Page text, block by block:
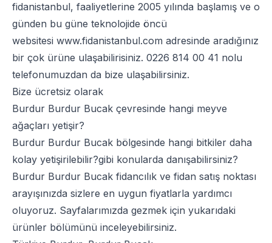
fidanistanbul, faaliyetlerine 2005 yılında başlamış ve o
günden bu güne teknolojide öncü
websitesi www.fidanistanbul.com adresinde aradığınız
bir çok ürüne ulaşabilirisiniz. 0226 814 00 41 nolu
telefonumuzdan da bize ulaşabilirsiniz.
Bize ücretsiz olarak
Burdur Burdur Bucak çevresinde hangi meyve
ağaçları yetişir?
Burdur Burdur Bucak bölgesinde hangi bitkiler daha
kolay yetişirilebilir?gibi konularda danışabilirsiniz?
Burdur Burdur Bucak fidancılık ve fidan satış noktası
arayışınızda sizlere en uygun fiyatlarla yardımcı
oluyoruz. Sayfalarımızda gezmek için yukarıdaki
ürünler bölümünü inceleyebilirsiniz.